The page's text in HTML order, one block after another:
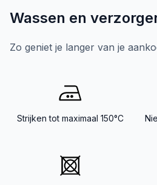
Wassen en
Zo geniet je langer van je
Strijken tot maximaal 150°C